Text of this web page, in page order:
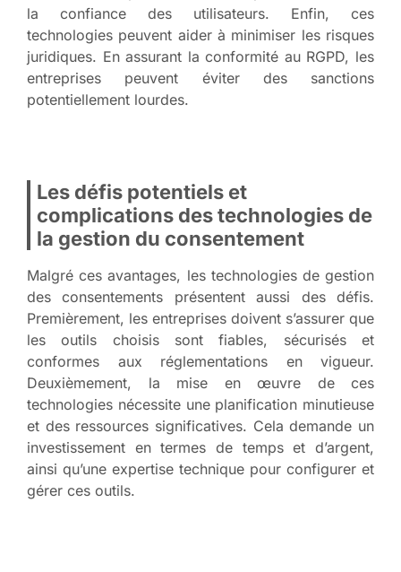
la confiance des utilisateurs. Enfin, ces
technologies peuvent aider à minimiser les risques
juridiques. En assurant la conformité au RGPD, les
entreprises peuvent éviter des sanctions
potentiellement lourdes.
Les défis potentiels et
complications des technologies de
la gestion du consentement
Malgré ces avantages, les technologies de gestion
des consentements présentent aussi des défis.
Premièrement, les entreprises doivent s’assurer que
les outils choisis sont fiables, sécurisés et
conformes aux réglementations en vigueur.
Deuxièmement, la mise en œuvre de ces
technologies nécessite une planification minutieuse
et des ressources significatives. Cela demande un
investissement en termes de temps et d’argent,
ainsi qu’une expertise technique pour configurer et
gérer ces outils.